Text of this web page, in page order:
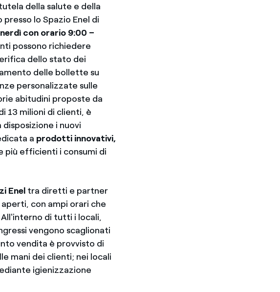
della salute e della
lo Spazio Enel di
con orario 9:00 –
possono richiedere
dello stato dei
delle bollette su
personalizzate sulle
abitudini proposte da
13 milioni di clienti, è
i nuovi
a prodotti innovativi,
più efficienti i consumi di
Enel tra diretti e partner
con ampi orari che
di tutti i locali,
vengono scaglionati
vendita è provvisto di
mani dei clienti; nei locali
igienizzazione